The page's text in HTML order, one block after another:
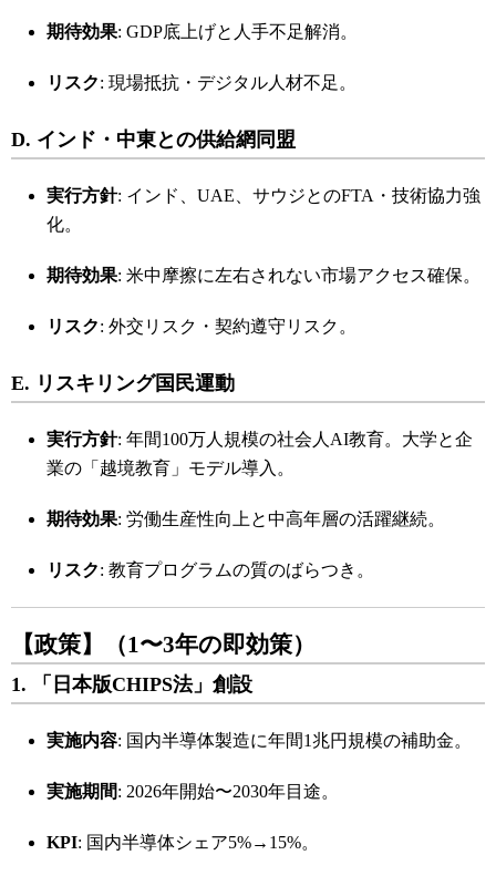
期待効果: GDP底上げと人手不足解消。
リスク: 現場抵抗・デジタル人材不足。
D. インド・中東との供給網同盟
実行方針: インド、UAE、サウジとのFTA・技術協力強
化。
期待効果: 米中摩擦に左右されない市場アクセス確保。
リスク: 外交リスク・契約遵守リスク。
E. リスキリング国民運動
実行方針: 年間100万人規模の社会人AI教育。大学と企
業の「越境教育」モデル導入。
期待効果: 労働生産性向上と中高年層の活躍継続。
リスク: 教育プログラムの質のばらつき。
【政策】（1〜3年の即効策）
1. 「日本版CHIPS法」創設
実施内容: 国内半導体製造に年間1兆円規模の補助金。
実施期間: 2026年開始〜2030年目途。
KPI: 国内半導体シェア5%→15%。